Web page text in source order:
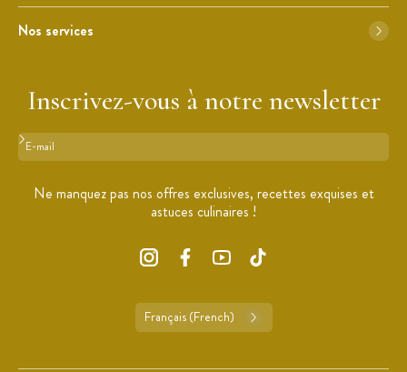
Nos services
Inscrivez-vous à notre newsletter
Format : adresse@email.com
Ne manquez pas nos offres exclusives, recettes exquises et
astuces culinaires !
Français (French)